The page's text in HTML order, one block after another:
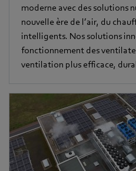
moderne avec des solutions
nouvelle ère de l’air, du
intelligents. Nos solutions
fonctionnement des
ventilation plus efficace,